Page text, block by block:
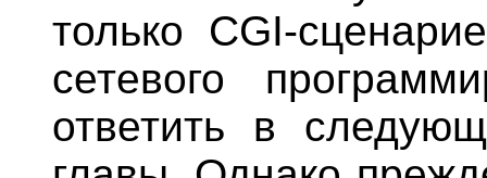
только CGI-
сетевого
ответить в